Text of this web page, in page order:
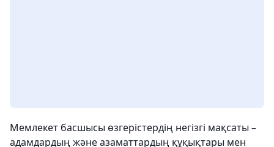
Мемлекет басшысы өзгерістердің негізгі мақсаты –
адамдардың және азаматтардың құқықтары мен